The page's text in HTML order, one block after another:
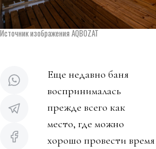
Источник изображения AQBOZAT
Еще недавно баня
воспринималась
прежде всего как
место, где можно
хорошо провести время